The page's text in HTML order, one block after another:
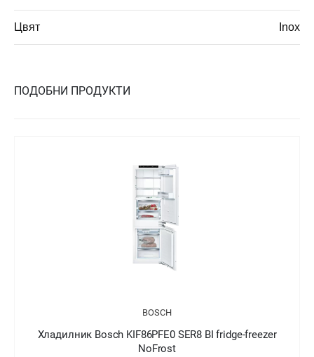
Цвят Inox
ПОДОБНИ ПРОДУКТИ
SER8 BI fridge-freezer
Хладилник Bosch